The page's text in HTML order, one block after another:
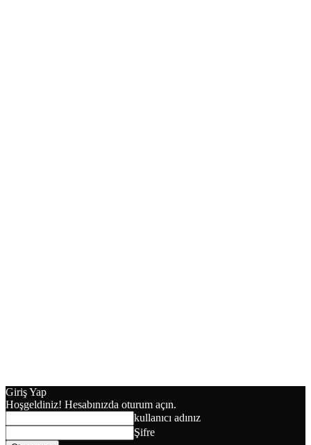
Giriş Yap
Hoşgeldiniz! Hesabınızda oturum açın.
kullanıcı adınız
Şifre